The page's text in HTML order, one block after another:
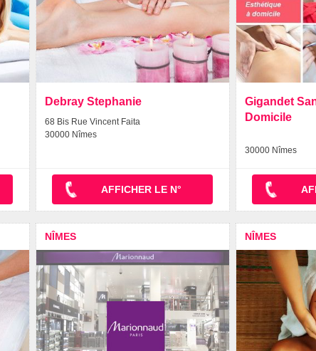
Debray Stephanie
68 Bis Rue Vincent Faita
30000 Nîmes
AFFICHER LE N°
Gigandet
Domicile
30000 Nîmes
NÎMES NÎMES